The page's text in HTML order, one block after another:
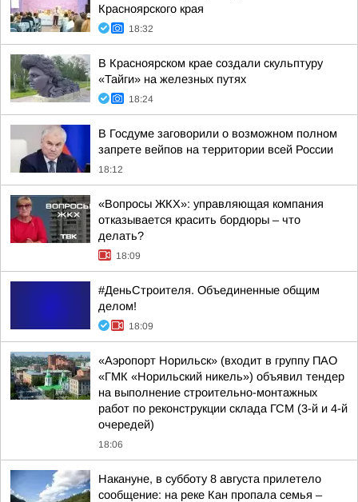
Красноярского края
18:32
В Красноярском крае создали скульптуру
«Тайги» на железных путях
18:24
В Госдуме заговорили о возможном полном
запрете вейпов на территории всей России
18:12
«Вопросы ЖКХ»: управляющая компания
отказывается красить бордюры – что
делать?
18:09
#ДеньСтроителя. Объединенные общим
делом!
18:09
«Аэропорт Норильск» (входит в группу ПАО
«ГМК «Норильский никель») объявил тендер
на выполнение строительно-монтажных
работ по реконструкции склада ГСМ (3-й и 4-й
очередей)
18:06
Накануне, в субботу 8 августа прилетело
сообщение: на реке Кан пропала семья –